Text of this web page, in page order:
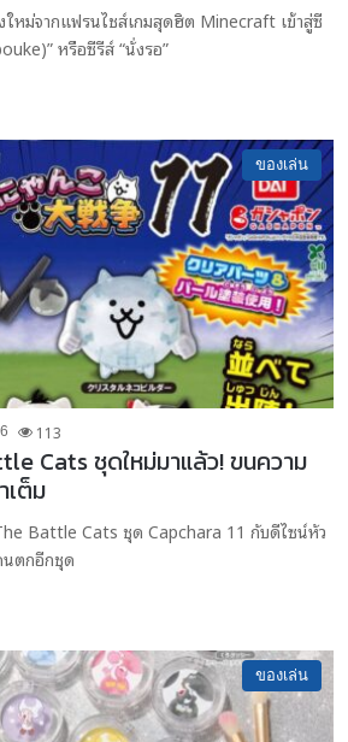
ใหม่จากแฟรนไชส์เกมสุดฮิต Minecraft เข้าสู่ซี
หรือซีรีส์ “นั่งรอ”
ของเล่น
113
Cats ชุดใหม่มาแล้ว! ขนความ
เต็ม
Battle Cats ชุด Capchara 11 กับดีไซน์หัว
นตกอีกชุด
ของเล่น